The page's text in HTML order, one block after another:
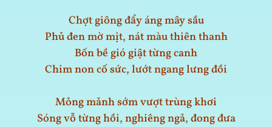
Chợt giông đẩy áng mây sầu
Phủ đen mờ mịt, nát màu thiên thanh
Bốn bề gió giật từng canh
Chim non cố sức, lướt ngang lưng đồi
Mỏng mảnh sớm vượt trùng khơi
Sóng vỗ từng hồi, nghiêng ngả, đong đưa